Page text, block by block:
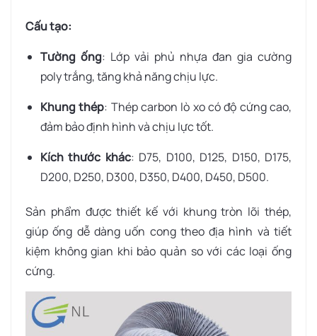
Cấu tạo:
Tường ống: Lớp vải phủ nhựa đan gia cường
poly trắng, tăng khả năng chịu lực.
Khung thép: Thép carbon lò xo có độ cứng cao,
đảm bảo định hình và chịu lực tốt.
Kích thước khác: D75, D100, D125, D150, D175,
D200, D250, D300, D350, D400, D450, D500.
Sản phẩm được thiết kế với khung tròn lõi thép,
giúp ống dễ dàng uốn cong theo địa hình và tiết
kiệm không gian khi bảo quản so với các loại ống
cứng.